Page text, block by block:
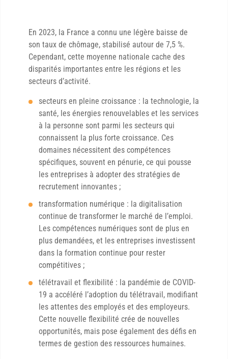
En 2023, la France a connu une légère baisse de
son taux de chômage, stabilisé autour de 7,5 %.
Cependant, cette moyenne nationale cache des
disparités importantes entre les régions et les
secteurs d’activité.
secteurs en pleine croissance : la technologie, la
santé, les énergies renouvelables et les services
à la personne sont parmi les secteurs qui
connaissent la plus forte croissance. Ces
domaines nécessitent des compétences
spécifiques, souvent en pénurie, ce qui pousse
les entreprises à adopter des stratégies de
recrutement innovantes ;
transformation numérique : la digitalisation
continue de transformer le marché de l’emploi.
Les compétences numériques sont de plus en
plus demandées, et les entreprises investissent
dans la formation continue pour rester
compétitives ;
télétravail et flexibilité : la pandémie de COVID-
19 a accéléré l’adoption du télétravail, modifiant
les attentes des employés et des employeurs.
Cette nouvelle flexibilité crée de nouvelles
opportunités, mais pose également des défis en
termes de gestion des ressources humaines.